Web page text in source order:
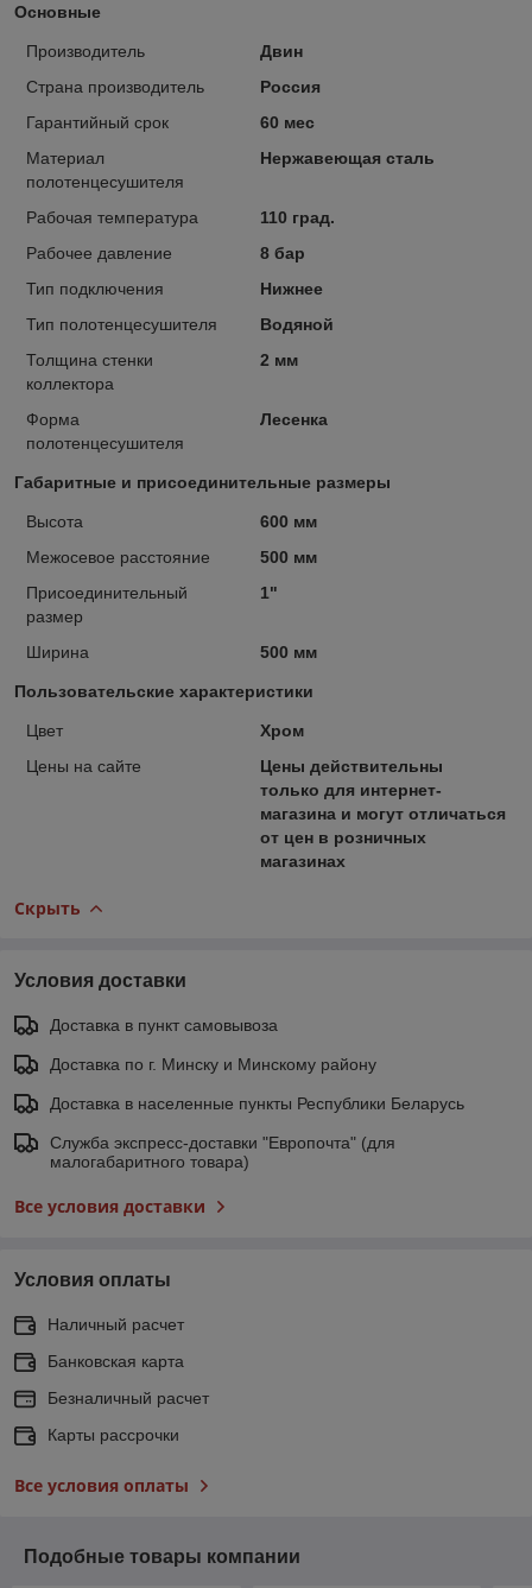
Основные
Производитель
Двин
Страна производитель
Россия
Гарантийный срок
60 мес
Материал
полотенцесушителя
Нержавеющая сталь
Рабочая температура
110 град.
Рабочее давление
8 бар
Тип подключения
Нижнее
Тип полотенцесушителя
Водяной
Толщина стенки
коллектора
2 мм
Форма
полотенцесушителя
Лесенка
Габаритные и присоединительные размеры
Высота
600 мм
Межосевое расстояние
500 мм
Присоединительный
размер
1"
Ширина 500 мм
Пользовательские характеристики
Цвет
Хром
Цены на сайте
Цены действительны
только для интернет-
магазина и могут отличаться
от цен в розничных
магазинах
Скрыть
Условия доставки
Доставка в пункт самовывоза
Доставка по г. Минску и Минскому району
Доставка в населенные пункты Республики Беларусь
Служба экспресс-доставки "Европочта" (для
малогабаритного товара)
Все условия доставки
Условия оплаты
Наличный расчет
Банковская карта
Безналичный расчет
Карты рассрочки
Все условия оплаты
Подобные товары компании